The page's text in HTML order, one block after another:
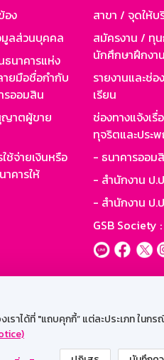
ได้ที่ "แถบคุกกี้” แต่ละประเภท ในกร
อง
ลส่วนบุคคล
นาคารแห่ง
ายมือชื่อกำกับ
รออมสิน
ญาตผู้ขาย
ช้จ่ายเงินหรือ
คารให้
สาขา / จุดให้บ
สมัครงาน / ทุ
นักศึกษาฝึกงาน
รายงานและช่อ
เรียน
ช่องทางแจ้งเรื่
ทุจริตและประ
- ธนาคารออม
- สำนักงาน ป.
- สำนักงาน ป.
GSB Society :